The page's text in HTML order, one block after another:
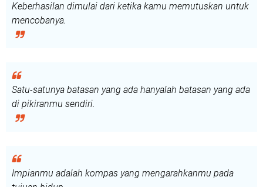
Keberhasilan dimulai dari ketika kamu memutuskan untuk
mencobanya.
Satu-satunya batasan yang ada hanyalah batasan yang ada
di pikiranmu sendiri.
Impianmu adalah kompas yang mengarahkanmu pada